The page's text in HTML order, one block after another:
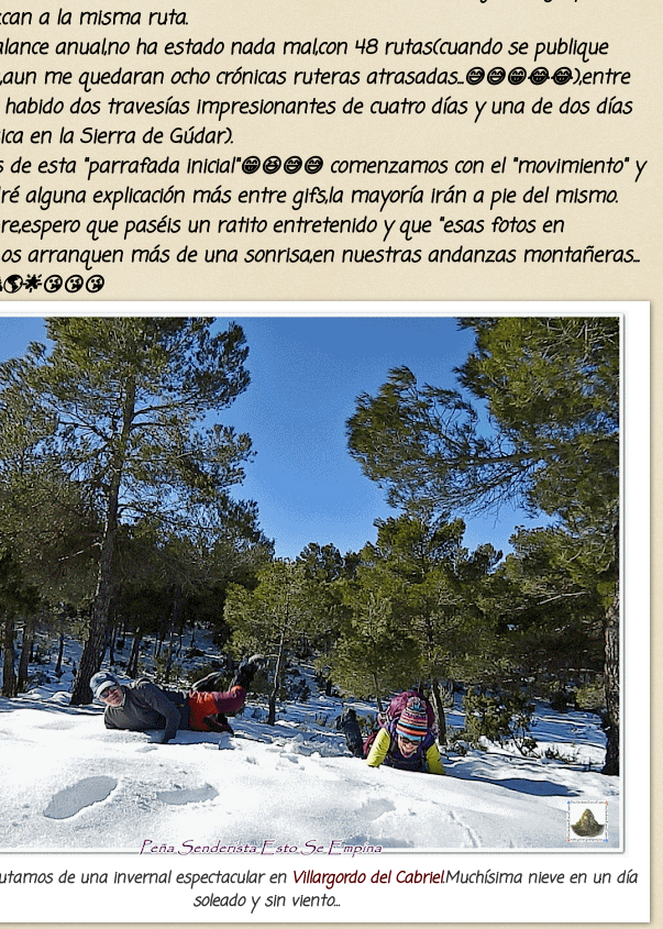
a la misma ruta.
anual,no ha estado nada mal,con 48 rutas(cuando se publique
me quedaran ocho crónicas ruteras atrasadas...😅😅😁😂😂),entre
dos travesías impresionantes de cuatro días y una de dos días
en la Sierra de Gúdar).
de esta "parrafada inicial"😁😆😅😅 comenzamos con el "movimiento" y
alguna explicaciónmás entre gifs,la mayoría irána pie del mismo.
quepaséisun ratito entretenido y que "esas fotos en
arranquen más de una sonrisa,en nuestras andanzas montañeras...
de una invernal espectacular en Villargordo del Cabriel.Muchísima nieve en un día
soleado y sin viento...